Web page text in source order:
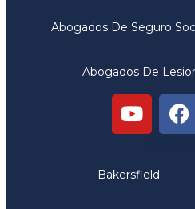
Abogados De Seguro
Abogados De
Bakersfield